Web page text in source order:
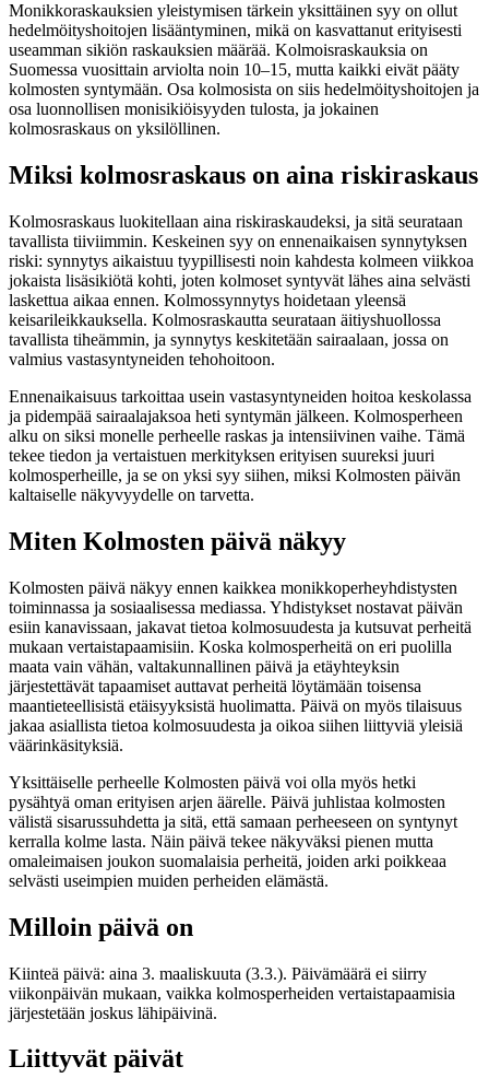
Monikkoraskauksien yleistymisen tärkein yksittäinen syy on ollut
hedelmöityshoitojen lisääntyminen, mikä on kasvattanut erityisesti
useamman sikiön raskauksien määrää. Kolmoisraskauksia on
Suomessa vuosittain arviolta noin 10–15, mutta kaikki eivät pääty
kolmosten syntymään. Osa kolmosista on siis hedelmöityshoitojen ja
osa luonnollisen monisikiöisyyden tulosta, ja jokainen
kolmosraskaus on yksilöllinen.
Miksi kolmosraskaus on aina riskiraskaus
Kolmosraskaus luokitellaan aina riskiraskaudeksi, ja sitä seurataan
tavallista tiiviimmin. Keskeinen syy on ennenaikaisen synnytyksen
riski: synnytys aikaistuu tyypillisesti noin kahdesta kolmeen viikkoa
jokaista lisäsikiötä kohti, joten kolmoset syntyvät lähes aina selvästi
laskettua aikaa ennen. Kolmossynnytys hoidetaan yleensä
keisarileikkauksella. Kolmosraskautta seurataan äitiyshuollossa
tavallista tiheämmin, ja synnytys keskitetään sairaalaan, jossa on
valmius vastasyntyneiden tehohoitoon.
Ennenaikaisuus tarkoittaa usein vastasyntyneiden hoitoa keskolassa
ja pidempää sairaalajaksoa heti syntymän jälkeen. Kolmosperheen
alku on siksi monelle perheelle raskas ja intensiivinen vaihe. Tämä
tekee tiedon ja vertaistuen merkityksen erityisen suureksi juuri
kolmosperheille, ja se on yksi syy siihen, miksi Kolmosten päivän
kaltaiselle näkyvyydelle on tarvetta.
Miten Kolmosten päivä näkyy
Kolmosten päivä näkyy ennen kaikkea monikkoperheyhdistysten
toiminnassa ja sosiaalisessa mediassa. Yhdistykset nostavat päivän
esiin kanavissaan, jakavat tietoa kolmosuudesta ja kutsuvat perheitä
mukaan vertaistapaamisiin. Koska kolmosperheitä on eri puolilla
maata vain vähän, valtakunnallinen päivä ja etäyhteyksin
järjestettävät tapaamiset auttavat perheitä löytämään toisensa
maantieteellisistä etäisyyksistä huolimatta. Päivä on myös tilaisuus
jakaa asiallista tietoa kolmosuudesta ja oikoa siihen liittyviä yleisiä
väärinkäsityksiä.
Yksittäiselle perheelle Kolmosten päivä voi olla myös hetki
pysähtyä oman erityisen arjen äärelle. Päivä juhlistaa kolmosten
välistä sisarussuhdetta ja sitä, että samaan perheeseen on syntynyt
kerralla kolme lasta. Näin päivä tekee näkyväksi pienen mutta
omaleimaisen joukon suomalaisia perheitä, joiden arki poikkeaa
selvästi useimpien muiden perheiden elämästä.
Milloin päivä on
Kiinteä päivä: aina 3. maaliskuuta (3.3.). Päivämäärä ei siirry
viikonpäivän mukaan, vaikka kolmosperheiden vertaistapaamisia
järjestetään joskus lähipäivinä.
Liittyvät päivät